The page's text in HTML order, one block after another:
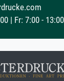
| Fr: 7:00 - 13:00